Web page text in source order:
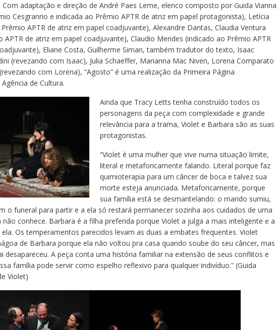
adaptação e direção de André Paes Leme, elenco composto por Guida Vianna
Cesgranrio e indicada ao Prêmio APTR de atriz em papel protagonista), Letícia
APTR de atriz em papel coadjuvante), Alexandre Dantas, Claudia Ventura
APTR de atriz em papel coadjuvante), Claudio Mendes (indicado ao Prêmio APTR
Eliane Costa, Guilherme Siman, também tradutor do texto, Isaac
(revezando com Isaac), Julia Schaeffer, Marianna Mac Niven, Lorena Comparato
com Lorena), “Agosto” é uma realização da Primeira Página
de Cultura.
Ainda que Tracy Letts tenha construído todos os
personagens da peça com complexidade e grande
relevância para a trama, Violet e Barbara são as suas
protagonistas.
“Violet é uma mulher que vive numa situação limite,
literal e metaforicamente falando. Literal porque faz
quimioterapia para um câncer de boca e talvez sua
morte esteja anunciada. Metaforicamente, porque
sua família está se desmantelando: o marido sumiu,
o funeral para partir e a ela só restará permanecer sozinha aos cuidados de uma
não conhece. Barbara é a filha preferida porque Violet a julga a mais inteligente e a
Os temperamentos parecidos levam as duas a embates frequentes. Violet
de Barbara porque ela não voltou pra casa quando soube do seu câncer, mas
desapareceu. A peça conta uma história familiar na extensão de seus conflitos e
família pode servir como espelho reflexivo para qualquer indivíduo.” (Guida
Violet)